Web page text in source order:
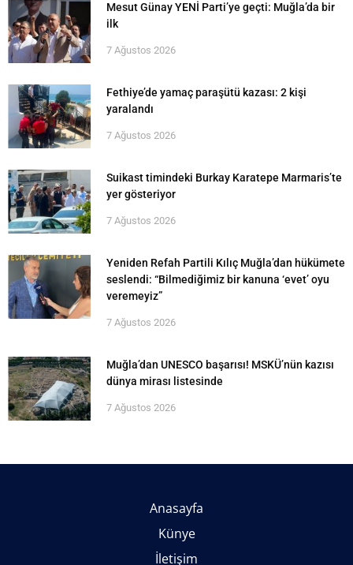
Mesut Günay YENİ Parti’ye geçti: Muğla’da bir
ilk
7 Ağustos 2026
Fethiye’de yamaç paraşütü kazası: 2 kişi
yaralandı
7 Ağustos 2026
Suikast timindeki Burkay Karatepe Marmaris’te
yer gösteriyor
7 Ağustos 2026
Yeniden Refah Partili Kılıç Muğla’dan hükümete
seslendi: “Bilmediğimiz bir kanuna ‘evet’ oyu
veremeyiz”
7 Ağustos 2026
Muğla’dan UNESCO başarısı! MSKÜ’nün kazısı
dünya mirası listesinde
7 Ağustos 2026
Anasayfa
Künye
İletişim